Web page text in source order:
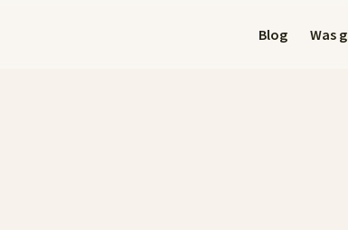
Blog Was